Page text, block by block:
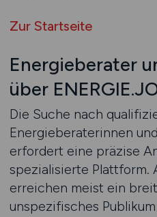
Zur Startseite
Energieberater
über
Die Suche nach
Energieberaterinnen
erfordert eine präzise
spezialisierte Plattform.
erreichen meist ein
unspezifisches